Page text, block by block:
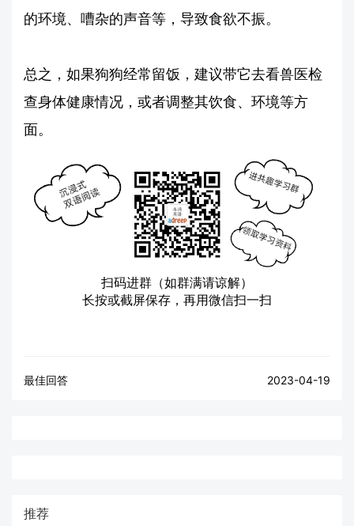
的环境、嘈杂的声音等，导致食欲不振。
总之，如果狗狗经常留饭，建议带它去看兽医检
查身体健康情况，或者调整其饮食、环境等方
面。
扫码进群（如群满请谅解）
长按或截屏保存，再用微信扫一扫
最佳回答 2023-04-19
推荐